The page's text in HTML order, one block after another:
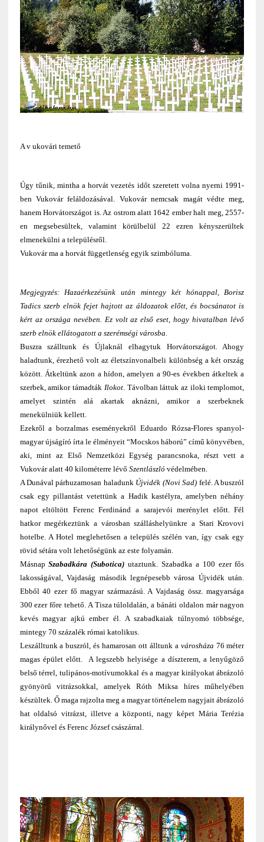
A v ukovári temető
Úgy tűnik, mintha a horvát vezetés időt szeretett volna nyerni 1991-
ben Vukovár feláldozásával. Vukovár nemcsak magát védte meg,
hanem Horvátországot is. Az ostrom alatt 1642 ember halt meg, 2557-
en megsebesültek, valamint körülbelül 22 ezren kényszerültek
elmenekülni a településről.
Vukovár ma a horvát függetlenség egyik szimbóluma.
Megjegyzés: Hazaérkezésünk után mintegy két hónappal, Borisz
Tadics szerb elnök fejet hajtott az áldozatok előtt, és bocsánatot is
kért az országa nevében. Ez volt az első eset, hogy hivatalban lévő
szerb elnök ellátogatott a szerémségi városba.
Buszra szálltunk és Újlaknál elhagytuk Horvátországot. Ahogy
haladtunk, érezhető volt az életszínvonalbeli különbség a két ország
között. Átkeltünk azon a hídon, amelyen a 90-es években átkeltek a
szerbek, amikor támadták Ilokot. Távolban láttuk az iloki templomot,
amelyet szintén alá akartak aknázni, amikor a szerbeknek
menekülniük kellett.
Ezekről a borzalmas eseményekről Eduardo Rózsa-Flores spanyol-
magyar újságíró írta le élményeit “Mocskos háború” című könyvében,
aki, mint az Első Nemzetközi Egység parancsnoka, részt vett a
Vukovár alatt 40 kilométerre lévő Szentlászló védelmében.
A Dunával párhuzamosan haladunk Újvidék (Novi Sad) felé. A buszról
csak egy pillantást vetettünk a Hadik kastélyra, amelyben néhány
napot eltöltött Ferenc Ferdinánd a sarajevói merénylet előtt. Fél
hatkor megérkeztünk a városban szálláshelyünkre a Stari Krovovi
hotelbe. A Hotel meglehetősen a település szélén van, így csak egy
rövid sétára volt lehetőségünk az este folyamán.
MásnapSzabadkára (Subotica) utaztunk. Szabadka a 100 ezer fős
lakosságával, Vajdaság második legnépesebb városa Újvidék után.
Ebből 40 ezer fő magyar származású. A Vajdaság össz. magyarsága
300 ezer főre tehető. A Tisza túloldalán, a bánáti oldalon már nagyon
kevés magyar ajkú ember él. A szabadkaiak túlnyomó többsége,
mintegy 70 százalék római katolikus.
Leszálltunk a buszról, és hamarosan ott álltunk a városháza 76 méter
magas épület előtt. A legszebb helyisége a díszterem, a lenyűgöző
belső térrel, tulipános-motívumokkal és a magyar királyokat ábrázoló
gyönyörű vitrázsokkal, amelyek Róth Miksa híres műhelyében
készültek. Ő maga rajzolta meg a magyar történelem nagyjait ábrázoló
hat oldalsó vitrázst, illetve a központi, nagy képet Mária Terézia
királynővel és Ferenc József császárral.